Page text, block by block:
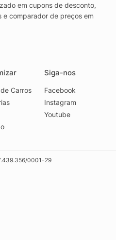
em cupons de desconto,
comparador de preços em
Carros
Siga-nos
Facebook
Instagram
Youtube
0001-29